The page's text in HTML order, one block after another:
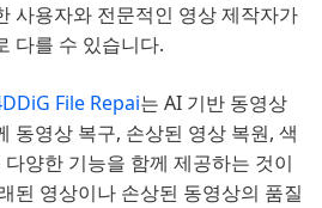
사용자와 전문적인 영상 제작자가
다를 수 있습니다.
File Repai는 AI 기반 동영상
동영상 복구, 손상된 영상 복원, 색
양한 기능을 함께 제공하는 것이
된 영상이나 손상된 동영상의 품질